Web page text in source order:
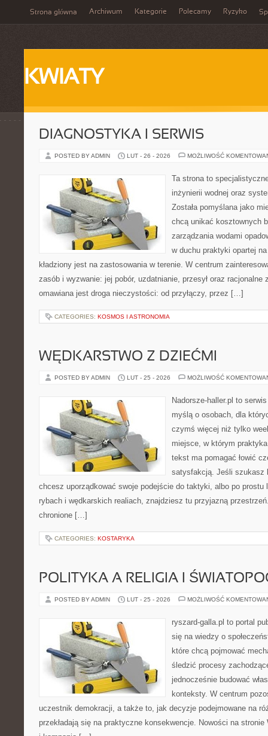
Strona główna Archiwum Kategorie Polecamy Ryzyko
KWIATY
DIAGNOSTYKA I SERWIS
POSTED BY ADMIN LUT - 26 - 2026 MOŻLIWOŚĆ
Ta strona to
inżynierii wodnej oraz
Została pomyślana jako
chcą unikać kosztownych
zarządzania wodami
w duchu praktyki opartej
kładziony jest na zastosowania w terenie. W centrum
zasób i wyzwanie: jej pobór, uzdatnianie, przesył oraz racjonalne
omawiana jest droga nieczystości: od przyłączy, przez […]
CATEGORIES: KOSMOS I ASTRONOMIA
WĘDKARSTWO Z DZIEĆMI
POSTED BY ADMIN LUT - 25 - 2026 MOŻLIWOŚĆ
Nadorsze-haller.pl to
myślą o osobach, dla
czymś więcej niż tylko
miejsce, w którym
tekst ma pomagać łowić
satysfakcją. Jeśli szukasz
chcesz uporządkować swoje podejście do taktyki, albo po
rybach i wędkarskich realiach, znajdziesz tu przyjazną
chronione […]
CATEGORIES: KOSTARYKA
POLITYKA A RELIGIA I
POSTED BY ADMIN LUT - 25 - 2026 MOŻLIWOŚĆ
ryszard-galla.pl to portal
się na wiedzy o
które chcą pojmować
śledzić procesy
jednocześnie budować
konteksty. W centrum
uczestnik demokracji, a także to, jak decyzje podejmowane na
przekładają się na praktyczne konsekwencje. Nowości na